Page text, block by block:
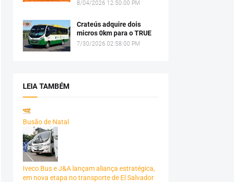
8/04/2026 12:50:00 PM
Crateús adquire dois
micros 0km para o TRUE
7/30/2026 02:58:00 PM
LEIA TAMBÉM
Busão de Natal
Iveco Bus e J&A lançam aliança estratégica,
em nova etapa no transporte de El Salvador